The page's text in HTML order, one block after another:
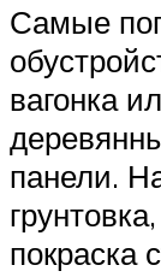
Самые
вагонка
панели.
покраска